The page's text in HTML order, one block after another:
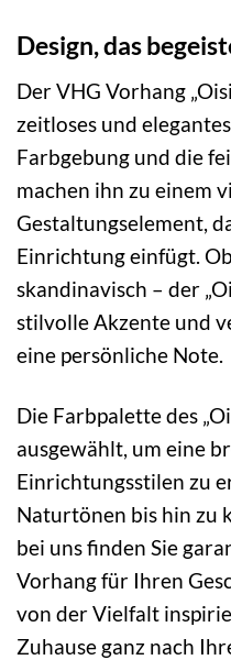
Design, das
Der VHG Vorhang
zeitloses und
Farbgebung und die
machen ihn zu einem
Gestaltungselement,
Einrichtung einfügt.
skandinavisch – der
stilvolle Akzente und
eine persönliche Note.
Die Farbpalette des
ausgewählt, um eine
Einrichtungsstilen zu
Naturtönen bis hin zu
bei uns finden Sie
Vorhang für Ihren
von der Vielfalt
Zuhause ganz nach